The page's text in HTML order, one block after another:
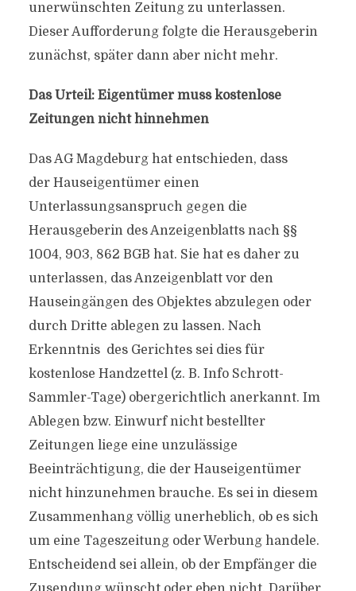
unerwünschten Zeitung zu unterlassen.
Dieser Aufforderung folgte die Herausgeberin
zunächst, später dann aber nicht mehr.
Das Urteil: Eigentümer muss kostenlose
Zeitungen nicht hinnehmen
Das AG Magdeburg hat entschieden, dass
der Hauseigentümer einen
Unterlassungsanspruch gegen die
Herausgeberin des Anzeigenblatts nach §§
1004, 903, 862 BGB hat. Sie hat es daher zu
unterlassen, das Anzeigenblatt vor den
Hauseingängen des Objektes abzulegen oder
durch Dritte ablegen zu lassen. Nach
Erkenntnis des Gerichtes sei dies für
kostenlose Handzettel (z. B. Info Schrott-
Sammler-Tage) obergerichtlich anerkannt. Im
Ablegen bzw. Einwurf nicht bestellter
Zeitungen liege eine unzulässige
Beeinträchtigung, die der Hauseigentümer
nicht hinzunehmen brauche. Es sei in diesem
Zusammenhang völlig unerheblich, ob es sich
um eine Tageszeitung oder Werbung handele.
Entscheidend sei allein, ob der Empfänger die